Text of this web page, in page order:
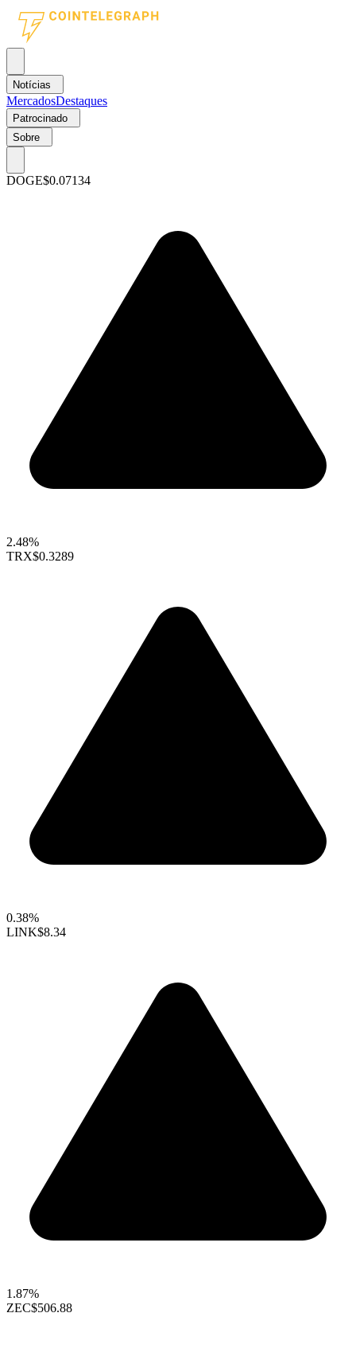
Notícias
MercadosDestaques
Patrocinado
Sobre
DOGE$0.07134
2.48%
TRX$0.3289
0.38%
LINK$8.34
1.87%
ZEC$506.88